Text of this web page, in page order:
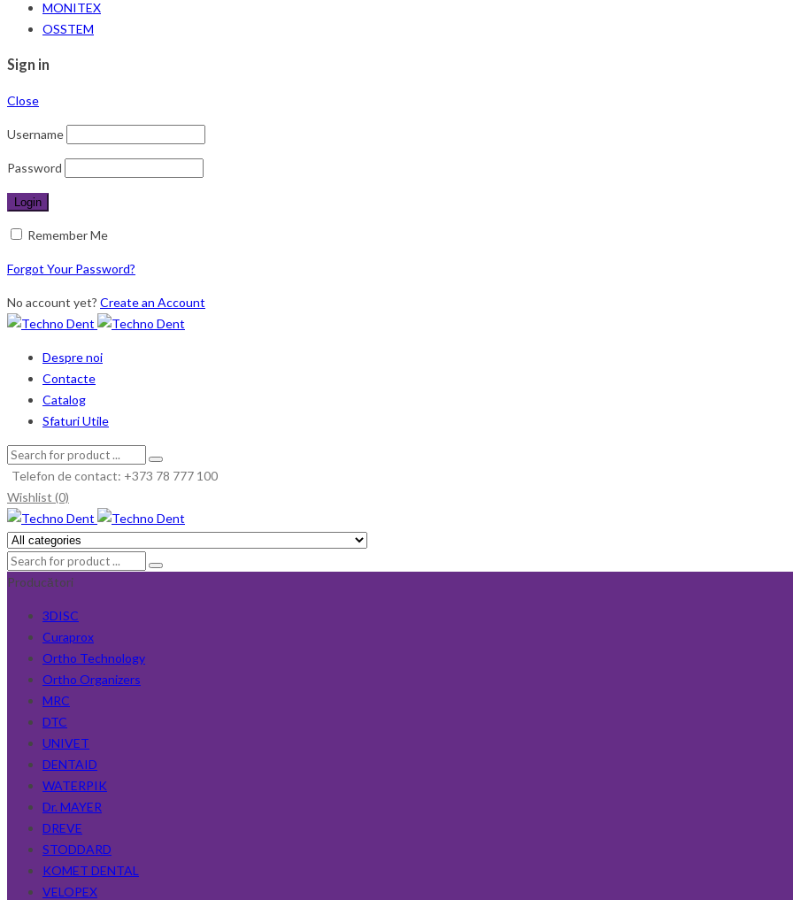
MONITEX
OSSTEM
Sign in
Close
Username
Password
Remember Me
Forgot Your Password?
No account yet? Create an Account
Despre noi
Contacte
Catalog
Sfaturi Utile
Telefon de contact: +373 78 777 100
Wishlist (0)
Producători
3DISC
Curaprox
Ortho Technology
Ortho Organizers
MRC
DTC
UNIVET
DENTAID
WATERPIK
Dr. MAYER
DREVE
STODDARD
KOMET DENTAL
VELOPEX